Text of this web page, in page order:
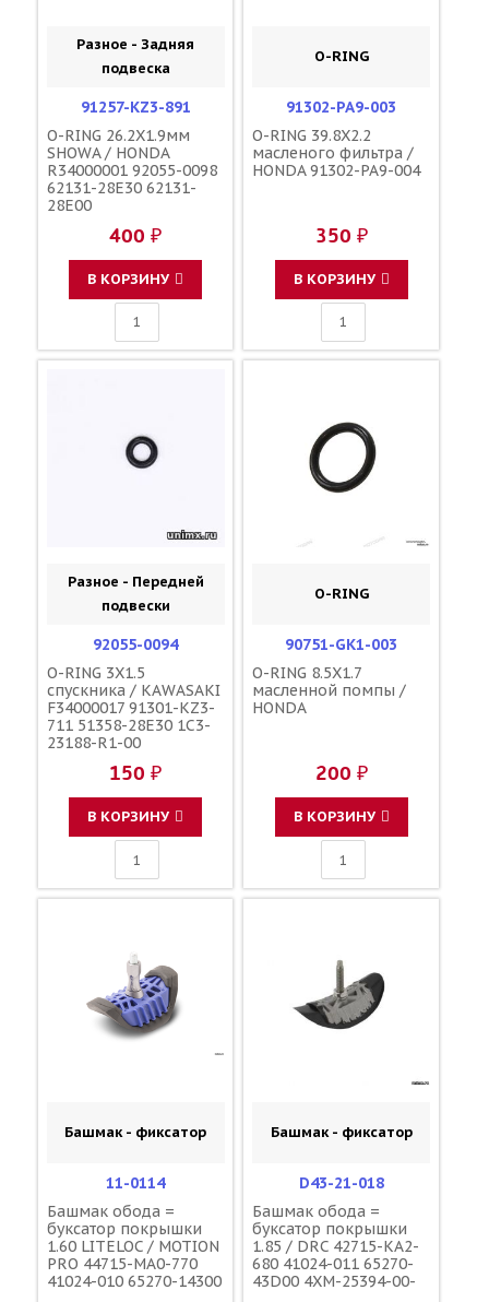
Разное - Задняя
подвеска
91257-KZ3-891
O-RING 26.2X1.9мм
SHOWA / HONDA
R34000001 92055-0098
62131-28E30 62131-
28E00
400 ₽
В КОРЗИНУ
O-RING
91302-PA9-003
O-RING 39.8X2.2
масленого фильтра /
HONDA 91302-PA9-004
350 ₽
В КОРЗИНУ
Разное - Передней
подвески
92055-0094
O-RING 3X1.5
спускника / KAWASAKI
F34000017 91301-KZ3-
711 51358-28E30 1C3-
23188-R1-00
150 ₽
В КОРЗИНУ
O-RING
90751-GK1-003
O-RING 8.5X1.7
масленной помпы /
HONDA
200 ₽
В КОРЗИНУ
Башмак - фиксатор
11-0114
Башмак обода =
буксатор покрышки
1.60 LITELOC / MOTION
PRO 44715-MA0-770
41024-010 65270-14300
Башмак - фиксатор
D43-21-018
Башмак обода =
буксатор покрышки
1.85 / DRC 42715-KA2-
680 41024-011 65270-
43D00 4XM-25394-00-